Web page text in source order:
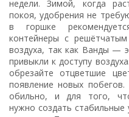
недели. Зимой, когда
покоя, удобрения не
в горшке
контейнеры с
воздуха, так как Ванды —
привыкли к доступу
обрезайте отцветшие
появление новых
обильно, и для того,
нужно создать стабильные